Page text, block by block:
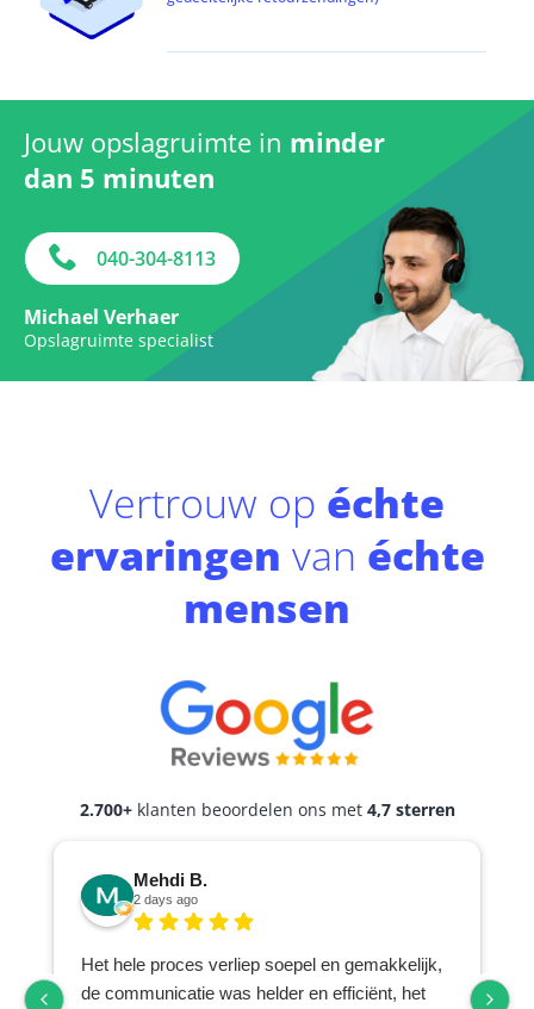
Jouw opslagruimte in minder
dan 5 minuten
040-304-8113
Michael Verhaer
Opslagruimte specialist
Vertrouw op échte
ervaringen van échte
mensen
2.700+klanten beoordelen ons met 4,7 sterren
Mehdi B.
2 days ago
Het hele proces verliep soepel en gemakkelijk,
de communicatie was helder en efficiënt, het